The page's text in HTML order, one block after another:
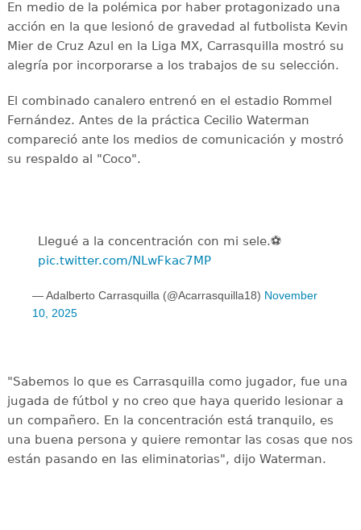
En medio de la polémica por haber protagonizado una
acción en la que lesionó de gravedad al futbolista Kevin
Mier de Cruz Azul en la Liga MX, Carrasquilla mostró su
alegría por incorporarse a los trabajos de su selección.
El combinado canalero entrenó en el estadio Rommel
Fernández. Antes de la práctica Cecilio Waterman
compareció ante los medios de comunicación y mostró
su respaldo al "Coco".
Llegué a la concentración con mi sele.⚽️
pic.twitter.com/NLwFkac7MP
— Adalberto Carrasquilla (@Acarrasquilla18) November
10, 2025
"Sabemos lo que es Carrasquilla como jugador, fue una
jugada de fútbol y no creo que haya querido lesionar a
un compañero. En la concentración está tranquilo, es
una buena persona y quiere remontar las cosas que nos
están pasando en las eliminatorias", dijo Waterman.